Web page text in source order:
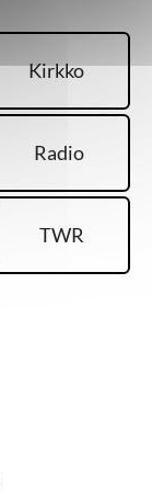
Kirkko
Radio
TWR